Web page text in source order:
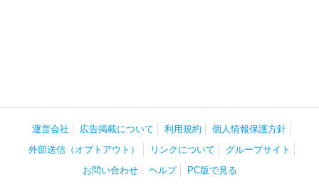
運営会社 広告掲載について 利用規約
個人情報保護方針
外部送信（オプトアウト）
リンクについて
グループサイト
お問い合わせ
ヘルプ PC版で見る